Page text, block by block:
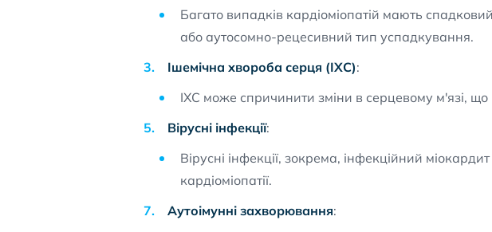
Багато випадків кардіоміопатій мають
або аутосомно-рецесивний тип успадкування.
Ішемічна хвороба серця (ІХС):
ІХС може спричинити зміни в серцевому м'язі, що
Вірусні інфекції:
Вірусні інфекції, зокрема, інфекційний
кардіоміопатії.
Аутоімунні захворювання: